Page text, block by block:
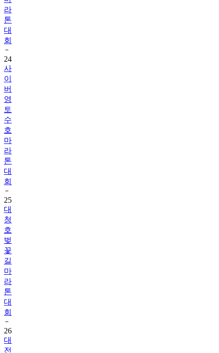
라
톤
대
회
24
사
이
버
영
토
수
호
마
라
톤
대
회
25
대
청
호
벚
꽃
길
마
라
톤
대
회
26
대
전